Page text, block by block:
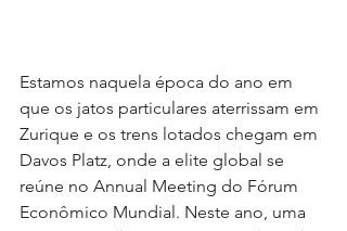
Estamos naquela época do ano em
que os jatos particulares aterrissam em
Zurique e os trens lotados chegam em
Davos Platz, onde a elite global se
reúne no Annual Meeting do Fórum
Econômico Mundial. Neste ano, uma